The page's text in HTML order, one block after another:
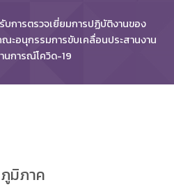
บการตรวจเยี่ยมการปฏิบัติงานของ
ะอนุกรรมการขับเคลื่อนประสานงาน
นการณ์โควิด-19
ภูมิภาค